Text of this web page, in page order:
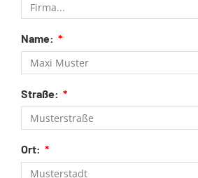
Name:
Straße:
Ort: